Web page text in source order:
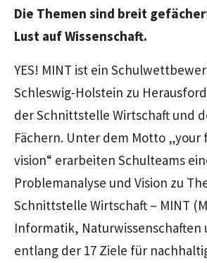
Die Themen sind breit
Lust auf Wissenschaft.
YES! MINT ist ein
Schleswig-Holstein zu
der Schnittstelle Wirtschaft und
Fächern. Unter dem Motto „your
vision“ erarbeiten Schulteams
Problemanalyse und Vision zu
Schnittstelle Wirtschaft – MINT
Informatik, Naturwissenschaften
entlang der 17 Ziele für